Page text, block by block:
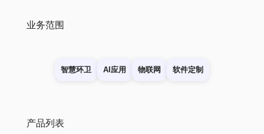
业务范围
智慧环卫 AI应用 物联网 软件定制
产品列表